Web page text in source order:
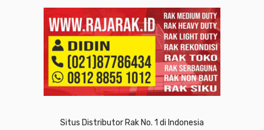
Situs Distributor Rak No. 1 di Indonesia